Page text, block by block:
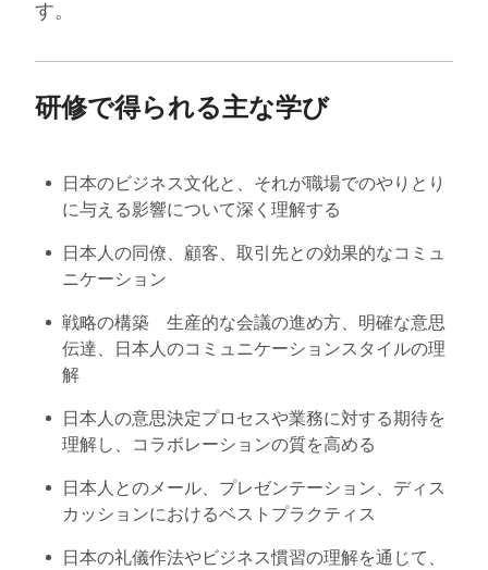
す。
研修で得られる主な学び
日本のビジネス文化と、それが職場でのやりとり
に与える影響について深く理解する
日本人の同僚、顧客、取引先との効果的なコミュ
ニケーション
戦略の構築 生産的な会議の進め方、明確な意思
伝達、日本人のコミュニケーションスタイルの理
解
日本人の意思決定プロセスや業務に対する期待を
理解し、コラボレーションの質を高める
日本人とのメール、プレゼンテーション、ディス
カッションにおけるベストプラクティス
日本の礼儀作法やビジネス慣習の理解を通じて、